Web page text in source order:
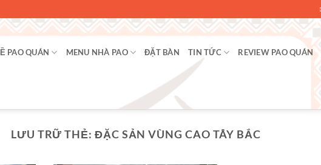
PAO QUÁN MENU NHÀ PAO ĐẶT BÀN TIN TỨC REVIEW PAO QUÁN
LƯU TRỮ THẺ: ĐẶC SẢN VÙNG CAO TÂY BẮC